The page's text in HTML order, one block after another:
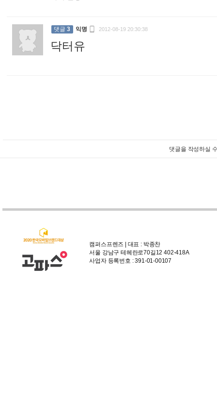
댓글 3 익명  2012-08-19 20:30:38
닥터유
댓글을 작성하실
캠퍼스프렌즈 | 대표 : 박종찬
서울 강남구 테헤란로70길12 402-418A
사업자 등록번호 : 391-01-00107